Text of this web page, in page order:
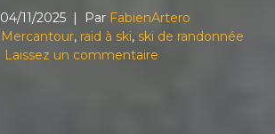
04/11/2025 Par FabienArtero
Mercantour, raid à ski, ski de randonnée
Laissez un commentaire